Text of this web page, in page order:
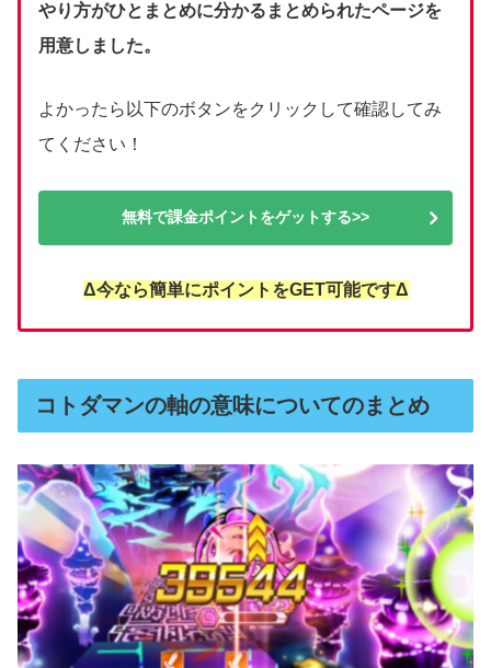
やり方がひとまとめに分かるまとめられたページを
用意しました。
よかったら以下のボタンをクリックして確認してみ
てください！
無料で課金ポイントをゲットする>>
Δ今なら簡単にポイントをGET可能ですΔ
コトダマンの軸の意味についてのまとめ